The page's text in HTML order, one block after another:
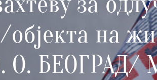
објекта на
О. БЕОГРАД/